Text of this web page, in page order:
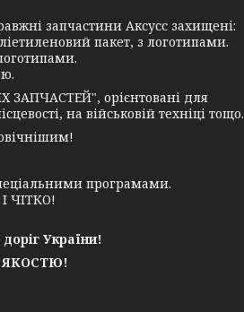
запчастини Аксусс захищені:
пакет, з логотипами.
ЗАПЧАСТЕЙ", орієнтовані для
на військовій техніці тощо.
програмами.
ЧІТКО!
України!
ЯКОСТЮ!